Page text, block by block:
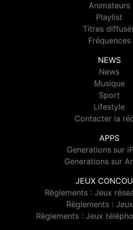
Animateurs
Playlist
Titres
Fréquences
NEWS
News
Musique
Sport
Lifestyle
Contacter la
APPS
Generations sur
Generations sur
JEUX
Règlements : Jeux
Règlements :
Règlements : Jeux